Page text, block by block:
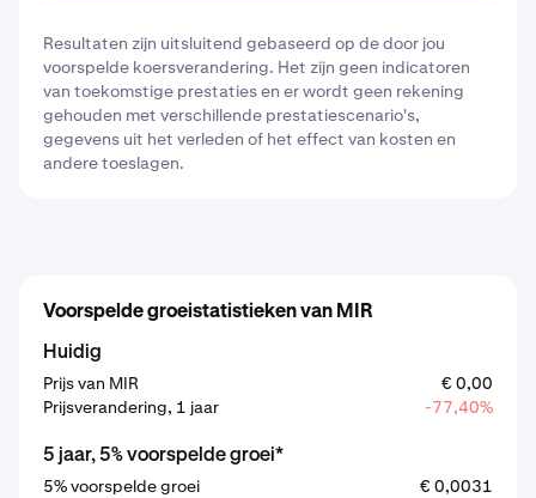
Resultaten zijn uitsluitend gebaseerd op de door jou
voorspelde koersverandering. Het zijn geen indicatoren
van toekomstige prestaties en er wordt geen rekening
gehouden met verschillende prestatiescenario's,
gegevens uit het verleden of het effect van kosten en
andere toeslagen.
Voorspelde groeistatistieken van MIR
Huidig
Prijs van MIR
€ 0,00
Prijsverandering, 1 jaar
-77,40%
5 jaar, 5% voorspelde groei*
5% voorspelde groei
€ 0,0031